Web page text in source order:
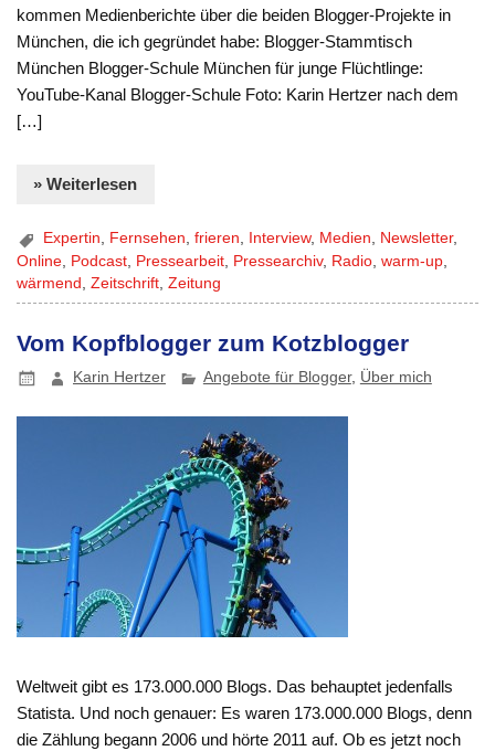
kommen Medienberichte über die beiden Blogger-Projekte in
München, die ich gegründet habe: Blogger-Stammtisch
München Blogger-Schule München für junge Flüchtlinge:
YouTube-Kanal Blogger-Schule Foto: Karin Hertzer nach dem
[…]
» Weiterlesen
Expertin, Fernsehen,frieren, Interview, Medien, Newsletter,
Online Podcast Pressearbeit Pressearchiv, Radio ,warm-up
wärmend ,Zeitschrift ,Zeitung
Vom Kopfblogger zum Kotzblogger
Karin Hertzer Angebote für Blogger, Über mich
Weltweit gibt es 173.000.000 Blogs. Das behauptet jedenfalls
Statista. Und noch genauer: Es waren 173.000.000 Blogs, denn
die Zählung begann 2006 und hörte 2011 auf. Ob es jetzt noch